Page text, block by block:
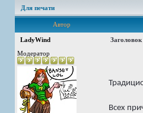
Для печати
Автор
LadyWind
Модератор
Всех